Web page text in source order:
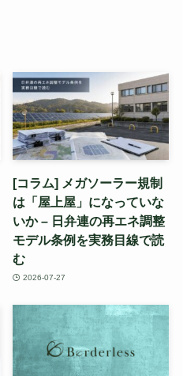
[コラム] メガソーラー規制
は「屋上屋」になっていな
いか – 日弁連の再エネ調整
モデル条例を実務目線で読
む
2026-07-27